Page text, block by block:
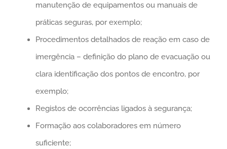
manutenção de equipamentos ou manuais de
práticas seguras, por exemplo;
Procedimentos detalhados de reação em caso de
imergência – definição do plano de evacuação ou
clara identificação dos pontos de encontro, por
exemplo;
Registos de ocorrências ligados à segurança;
Formação aos colaboradores em número
suficiente;